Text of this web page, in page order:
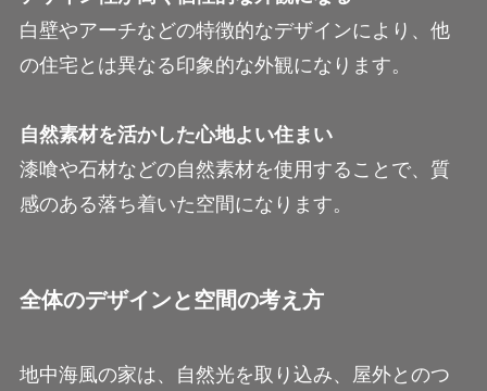
白壁やアーチなどの特徴的なデザインにより、他
の住宅とは異なる印象的な外観になります。
自然素材を活かした心地よい住まい
漆喰や石材などの自然素材を使用することで、質
感のある落ち着いた空間になります。
全体のデザインと空間の考え方
地中海風の家は、自然光を取り込み、屋外とのつ